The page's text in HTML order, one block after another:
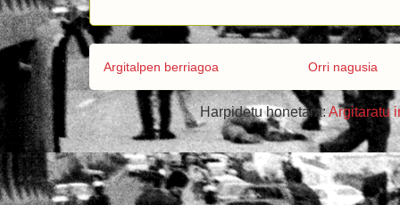
Argitalpen berriagoa Orri nagusia
Harpidetu honetara:Argitaratu